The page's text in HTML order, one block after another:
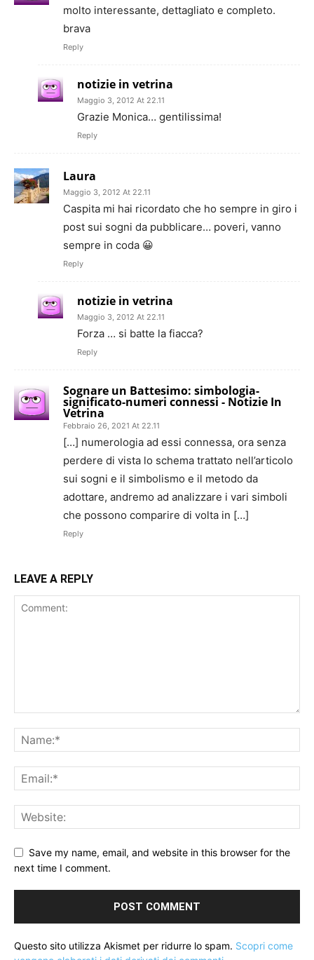
molto interessante, dettagliato e completo.
brava
Reply
notizie in vetrina
Maggio 3, 2012 At 22.11
Grazie Monica… gentilissima!
Reply
Laura
Maggio 3, 2012 At 22.11
Caspita mi hai ricordato che ho sempre in giro i
post sui sogni da pubblicare… poveri, vanno
sempre in coda 😀
Reply
notizie in vetrina
Maggio 3, 2012 At 22.11
Forza … si batte la fiacca?
Reply
Sognare un Battesimo: simbologia-
significato-numeri connessi - Notizie In
Vetrina
Febbraio 26, 2021 At 22.11
[…] numerologia ad essi connessa, ora senza
perdere di vista lo schema trattato nell’articolo
sui sogni e il simbolismo e il metodo da
adottare, andremo ad analizzare i vari simboli
che possono comparire di volta in […]
Reply
LEAVE A REPLY
Save my name, email, and website in this browser for the
next time I comment.
Questo sito utilizza Akismet per ridurre lo spam. Scopri come